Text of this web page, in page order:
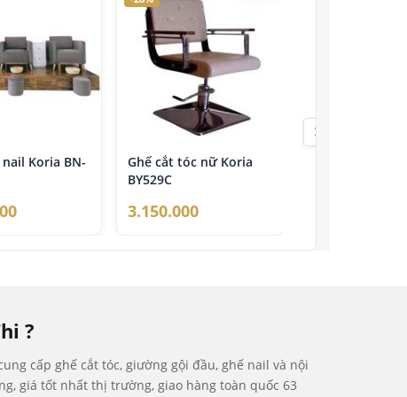
cùng Nội Thất Minh Thi trong nhiều năm
Koria BN-
Ghế cắt tóc nữ Koria
BY529C
3.150.000
?
cấp ghế cắt tóc, giường gội đầu, ghế nail và nội
giá tốt nhất thị trường, giao hàng toàn quốc 63